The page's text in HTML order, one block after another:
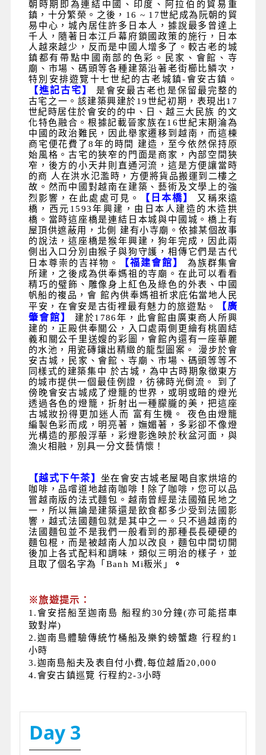
朝時期即為連結中國、印度、阿拉伯的貿易重
鎮，十分繁榮。之後，16 ~ 17世紀成為阮朝的貿
易中心，城內居住許多日本人，據說最多曾達上
千人，隨著日本江戶幕府鎖國政策的施行，日本
人越來越少，反而是中國人增多了。較古老的城
鎮都有帶點中國南部的色彩。民家、會館、寺
廟、市場、碼頭等各種建築沿著老街櫛比鱗次，
特別安排遊覽十七世紀的古老城鎮-會安古鎮。
【進記古宅】
是會安最古老也是保留最完整的
古宅之一。該建築興建於19世紀初期，表現出17
世紀時居住於會安的的中、日、越三大民族 的文
化特色融合。根據記載晉家族在16世紀末期淪為
中國的政治難民，因此舉家遷移到越南，而這棟
商宅便花費了 8年的時間
建造，至今依然保持原
始風格。古宅的狹窄的門面是商家，內部空間狹
窄，後方的小天井則直通河流，這是方便讓當時
的商
人在洪水氾濫時，方便將貨品搬運到二樓之
故。然而中國對越南在建築、藝術及文學上的強
烈影響，在此處處可見。
【日本橋】
又稱來遠
橋，西元 1593年興建，由日本人建造的木造拱
橋。當時這座橋是連結日本城與中國城。橋上有
屋頂供遮蔽用，北側
建有小寺廟。依據某個故事
的說法，這座橋是猴年興建，狗年完成，因此兩
側出入口分別由猴子與狗守護，相傳它們是古代
日本尊崇的吉祥物。
【福建會館】
為族群集會
所建，之後成為供奉媽祖的寺廟。在此可以看看
精巧的璧飾、雕像身上紅色及綠色的外表、中國
帆船的複品，會 館內供奉媽祖祈求庇佑當地人民
平安，在會安是古街裡最有魅力的旅遊點。
【廣
肇會館】
建於1786年，此會館由廣東商人所興
建的，正殿供奉關公，入口處兩側更繪有桃園結
義和關公千里送嫂的彩圖，會館內還有一座華麗
的水池，用瓷磚鑲出精緻的龍型圖案。
漫步於會
安古城，民家、會館、寺廟、市場、碼頭等等不
同樣式的建築集中 於古城，為中古時期象徵東方
的城市提供一個最佳例證，彷彿時光倒流。
到了
傍晚會安古城成了燈籠的世界，或明或暗的燈光
透過各色的燈籠，折射出一種朦朧的美，把這座
古城妝扮得更加迷人而
富有生機。
夜色由燈籠
編製色彩而成，明亮著，嫵媚著，多彩卻不像燈
光構造的那般浮華，彩燈影逸映於秋盆河面，與
漁火相融，別具一分文藝情懷！
【越式下午茶】坐在會安古城老屋喝自家烘培的
咖啡，品嚐道地越南咖啡 ！ 除了咖啡，您可以品
嘗越南版的法式麵包。越南曾經是法國殖民地之
一，所以無論是建築還是飲食都多少受到法國影
響，越式法國麵包就是其中之一。只不過越南的
法國麵包並不是我們一般看到的那種長長硬硬的
麵包棍，而是被越南人加以改良，麵包中間切開
後加上各式配料和調味，類似三明治的樣子，並
且取了個名字為「Banh Mi粄米」
。
※旅遊提示：
1.會安搭船至迦南島 船程約30分鐘(亦可能搭車
致對岸)
2.迦南島體驗傳統竹桶船及樂釣螃蟹趣 行程約1
小時
3.迦南島船夫及表自付小費,每位越盾20,000
4.會安古鎮巡覽 行程約2-3小時
Day 3